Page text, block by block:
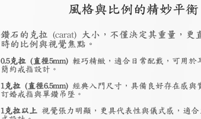
風格與比例的精妙平衡
鑽石的克拉 (carat) 大小，不僅決定其重量，更
時的比例與視覺焦點。
0.5克拉 (直徑5mm) 輕巧精緻，適合日常配戴，可用於
簡約戒指設計。
1克拉 (直徑6.5mm) 經典入門尺寸，具備良好存在感與
訂婚戒指與單鑽吊墜。
1克拉以上 視覺張力明顯，更具代表性與儀式感，適